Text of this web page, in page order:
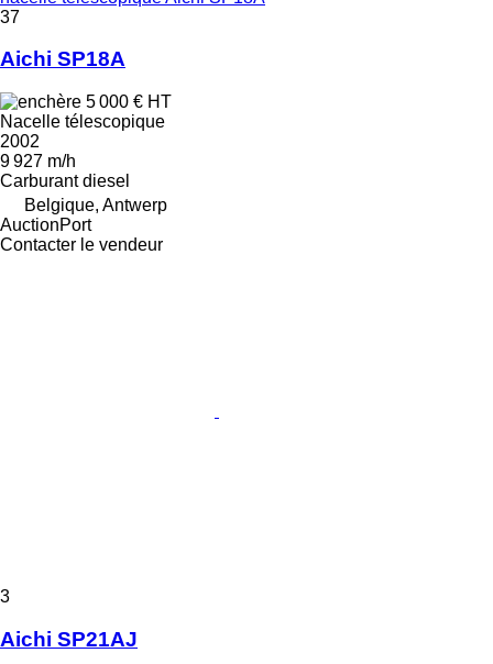
37
Aichi SP18A
5 000 € HT
Nacelle télescopique
2002
9 927 m/h
Carburant diesel
Belgique, Antwerp
AuctionPort
Contacter le vendeur
3
Aichi SP21AJ